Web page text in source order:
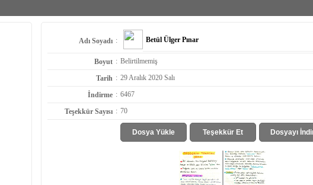
Adı Soyadı : Betül Ülger Pınar
Boyut : Belirtilmemiş
Tarih : 29 Aralık 2020 Salı
İndirme : 6467
Teşekkür Sayısı : 70
Dosya Yükle Teşekkür Et Dosyayı